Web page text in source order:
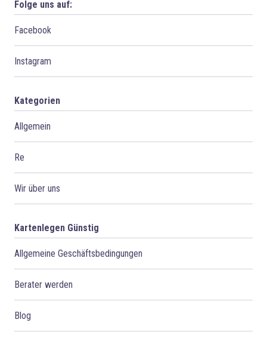
Folge uns auf:
Facebook
Instagram
Kategorien
Allgemein
Re
Wir über uns
Kartenlegen Günstig
Allgemeine Geschäftsbedingungen
Berater werden
Blog